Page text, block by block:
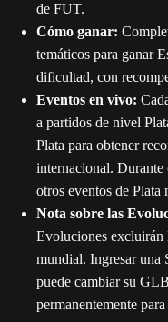
de FUT.
Cómo ganar:
temáticos para ganar
dificultad, con
Eventos en vivo:
a partidos de nivel
Plata para obtener
internacional. Durante
otros eventos de Plata
Nota sobre las
Evoluciones excluirán
mundial. Ingresar una
puede cambiar su
permanentemente